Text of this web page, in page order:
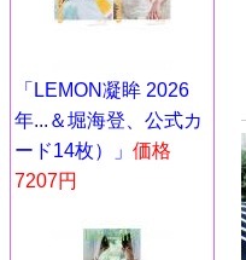
「LEMON凝眸 2026
年...＆堀海登、公式カ
ード14枚）」 価格
7207円